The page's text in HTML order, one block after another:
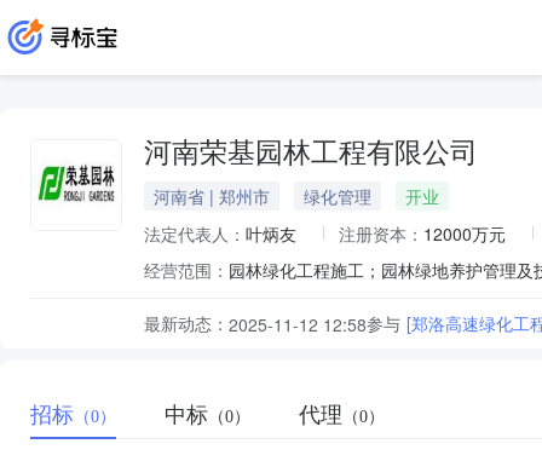
河南荣基园林工程有限公司
河南省 | 郑州市 绿化管理
开业
法定代表人： 叶炳友 注册资本： 12000万元
经营范围：
最新动态： 2025-11-12 12:58参与 [郑洛高速绿化工
招标 （0） 中标 （0） 代理 （0）